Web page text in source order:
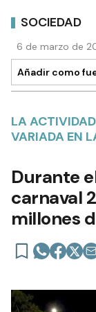
SOCIEDAD
6 de marzo de
Añadir como
LA
VARIADA EN
Durante
carnaval
millones